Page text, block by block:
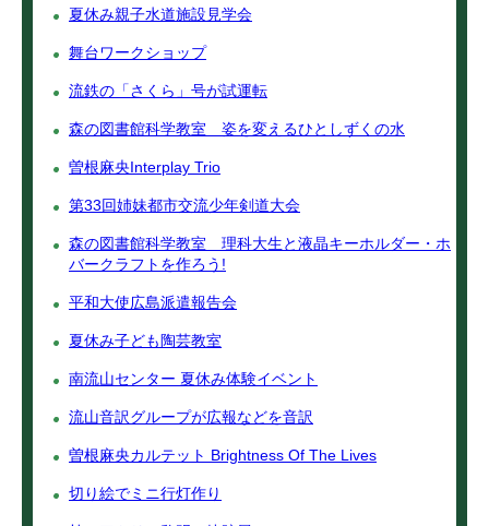
夏休み親子水道施設見学会
舞台ワークショップ
流鉄の「さくら」号が試運転
森の図書館科学教室 姿を変えるひとしずくの水
曽根麻央Interplay Trio
第33回姉妹都市交流少年剣道大会
森の図書館科学教室 理科大生と液晶キーホルダー・ホ
バークラフトを作ろう!
平和大使広島派遣報告会
夏休み子ども陶芸教室
南流山センター 夏休み体験イベント
流山音訳グループが広報などを音訳
曽根麻央カルテット Brightness Of The Lives
切り絵でミニ行灯作り